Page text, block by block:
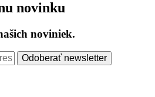
novinku
noviniek.
Odoberať newsletter